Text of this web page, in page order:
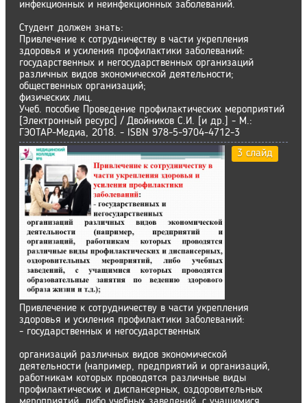
инфекционных и неинфекционных заболеваний.
Студент должен знать:
Привлечение к сотрудничеству в части укрепления
здоровья и усиления профилактики заболеваний:
государственных и негосударственных организаций
различных видов экономической деятельности;
общественных организаций;
физических лиц.
Учеб. пособие Проведение профилактических мероприятий
[Электронный ресурс] / Двойников С.И. [и др.] - М.:
ГЭОТАР-Медиа, 2018. - ISBN 978-5-9704-4712-3
3 слайд
Привлечение к сотрудничеству в части укрепления
здоровья и усиления профилактики заболеваний:
- государственных и негосударственных
организаций различных видов экономической
деятельности (например, предприятий и организаций,
работникам которых проводятся различные виды
профилактических и диспансерных, оздоровительных